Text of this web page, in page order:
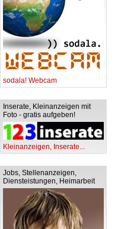
sodala! Webcam
Inserate, Kleinanzeigen mit
Foto - gratis aufgeben!
Kleinanzeigen, Inserate...
Jobs, Stellenanzeigen,
Diensteistungen, Heimarbeit